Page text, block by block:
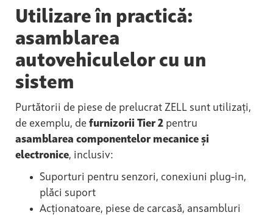
Utilizare în practică:
asamblarea
autovehiculelor cu un
sistem
Purtătorii de piese de prelucrat ZELL sunt utilizați,
de exemplu, de furnizorii Tier 2 pentru
asamblarea componentelor mecanice și
electronice, inclusiv:
Suporturi pentru senzori, conexiuni plug-in,
plăci suport
Acționatoare, piese de carcasă, ansambluri